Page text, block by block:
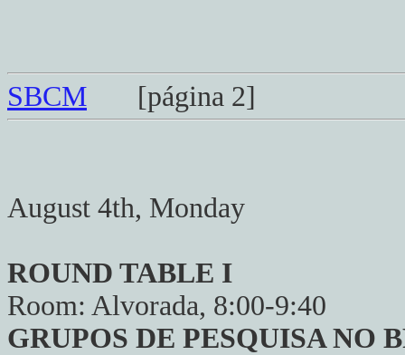
SBCM [página 2]
August 4th, Monday
ROUND TABLE I
Room: Alvorada, 8:00-9:40
GRUPOS DE PESQUISA NO